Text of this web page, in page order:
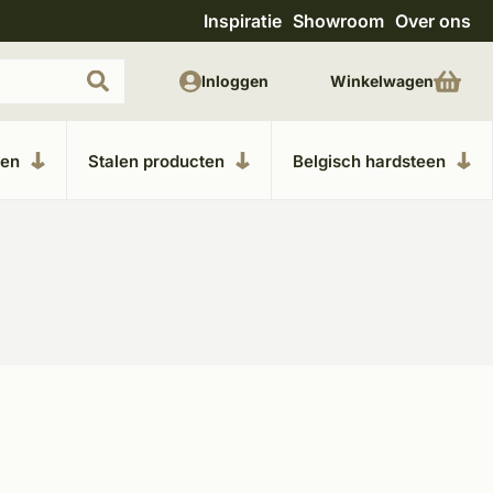
Uitgebreide showroom in Kesteren Unieke
Inspiratie Showroom Over ons
Stalen producten Belgisch hardsteen
Inloggen Winkelwagen